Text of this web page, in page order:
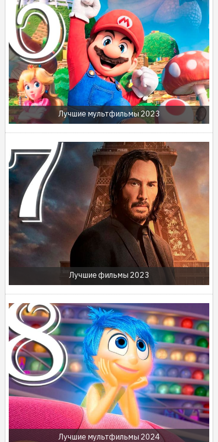
Лучшие мультфильмы 2023
Лучшие фильмы 2023
Лучшие мультфильмы 2024